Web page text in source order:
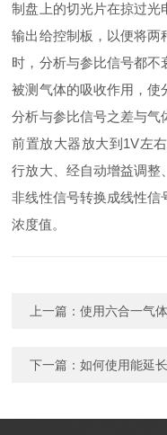
制盘上的切光片在掠过光
输出给控制板，以便将两
时，分析与参比信号都不
被测气体的吸收作用，使
分析与参比信号之差与气
前置放大器放大到1V左
行放大、经自动增益调整
非线性信号转换成线性信
浓度值。
上一篇：使用六合一气
下一篇：如何使用能延